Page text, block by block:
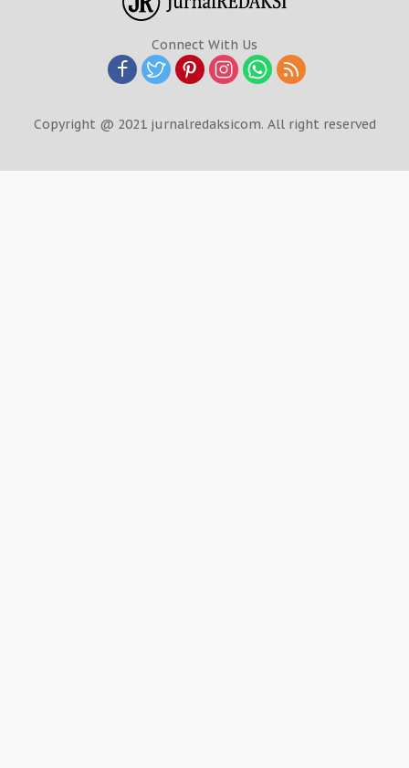
Connect With Us
Copyright @ 2021 jurnalredaksicom. All right reserved